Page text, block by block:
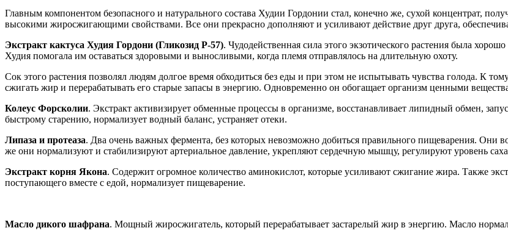
Главным компонентом безопасного и натурального состава Худии Гордонии стал, конечно же, сухой концентрат,
высокими жиросжигающими свойствами. Все они прекрасно дополняют и усиливают действие друг друга,
Экстракт кактуса Худия Гордони (Гликозид P-57). Чудодейственная сила этого экзотического растения была
Худия помогала им оставаться здоровыми и выносливыми, когда племя отправлялось на длительную охоту.
Сок этого растения позволял людям долгое время обходиться без еды и при этом не испытывать чувства голода. К
сжигать жир и перерабатывать его старые запасы в энергию. Одновременно он обогащает организм ценными
Колеус Форсколии. Экстракт активизирует обменные процессы в организме, восстанавливает липидный обмен,
быстрому старению, нормализует водный баланс, устраняет отеки.
Липаза и протеаза. Два очень важных фермента, без которых невозможно добиться правильного пищеварения. Они
же они нормализуют и стабилизируют артериальное давление, укрепляют сердечную мышцу, регулируют уровень
Экстракт корня Якона. Содержит огромное количество аминокислот, которые усиливают сжигание жира. Также
поступающего вместе с едой, нормализует пищеварение.
Масло дикого шафрана. Мощный жиросжигатель, который перерабатывает застарелый жир в энергию. Масло